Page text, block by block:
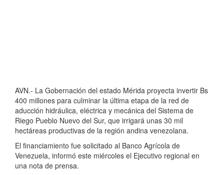
AVN.- La Gobernación del estado Mérida proyecta invertir Bs
400 millones para culminar la última etapa de la red de
aducción hidráulica, eléctrica y mecánica del Sistema de
Riego Pueblo Nuevo del Sur, que irrigará unas 30 mil
hectáreas productivas de la región andina venezolana.
El financiamiento fue solicitado al Banco Agrícola de
Venezuela, informó este miércoles el Ejecutivo regional en
una nota de prensa.